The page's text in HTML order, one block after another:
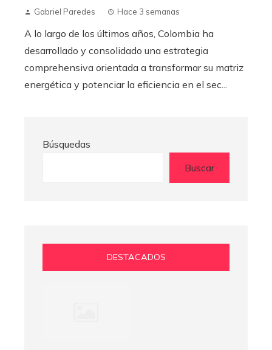
Gabriel Paredes Hace 3 semanas
A lo largo de los últimos años, Colombia ha
desarrollado y consolidado una estrategia
comprehensiva orientada a transformar su matriz
energética y potenciar la eficiencia en el sec...
Búsquedas
Buscar
DESTACADOS